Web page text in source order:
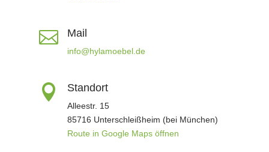
 Mail
info@hylamoebel.de
 Standort
Alleestr. 15
85716 Unterschleißheim (bei München)
Route in Google Maps öffnen